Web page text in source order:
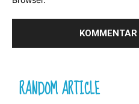
RANDOM ARTICLE